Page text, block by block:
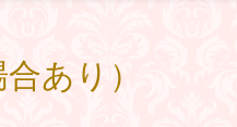
あり）